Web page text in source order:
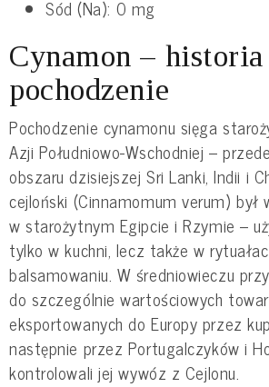
Sód (Na): 0 mg
Cynamon –
pochodzenie
Pochodzenie cynamonu sięga
Azji Południowo-Wschodniej –
obszaru dzisiejszej Sri Lanki, Indii i
cejloński (Cinnamomum verum) był
w starożytnym Egipcie i Rzymie –
tylko w kuchni, lecz także w
balsamowaniu. W średniowieczu
do szczególnie wartościowych
eksportowanych do Europy przez
następnie przez Portugalczyków i
kontrolowali jej wywóz z Cejlonu.